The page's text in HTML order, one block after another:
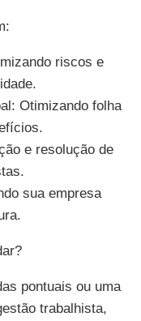
riscos e
Otimizando folha
e resolução de
sua empresa
pontuais ou uma
trabalhista,